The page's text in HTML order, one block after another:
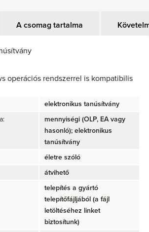
A csomag tartalma
operációs rendszerrel is kompatibilis
elektronikus tanúsítvány
mennyiségi (OLP, EA vagy
hasonló); elektronikus
tanúsítvány
életre szóló
átvihető
telepítés a gyártó
telepítőfájljából (a fájl
letöltéséhez linket
biztosítunk)